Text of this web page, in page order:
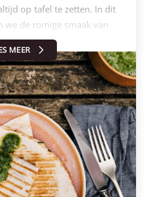
op tafel te zetten. In dit
we de romige smaak van
courgette en een vleugje
De quesadilla’s worden
pan of contactgril. Samen
de quesadilla's perfect voor
of als borrelhapje! Volg de
maak in een handomdraai
quesadilla’s.
MEER